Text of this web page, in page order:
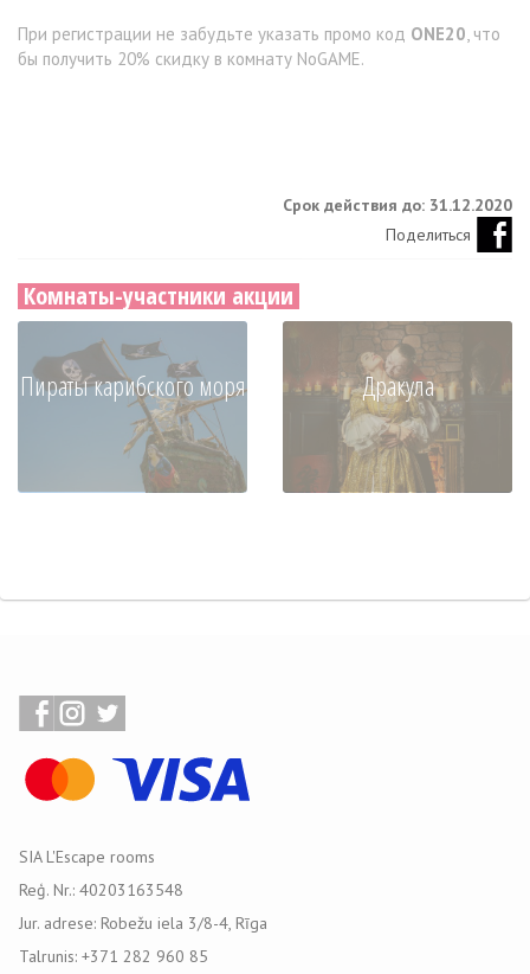
При регистрации не забудьте указать промо код ONE20, что
бы получить 20% скидку в комнату NoGAME.
Срок действия до: 31.12.2020
Поделиться
Комнаты-участники акции
Пираты карибского моря Дракула
SIA L'Escape rooms
Reģ. Nr.: 40203163548
Jur. adrese: Robežu iela 3/8-4, Rīga
Talrunis: +371 282 960 85